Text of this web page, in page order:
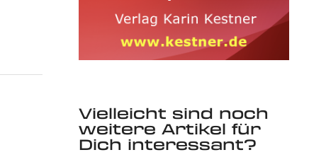
Vielleicht sind noch
weitere Artikel für
Dich interessant?